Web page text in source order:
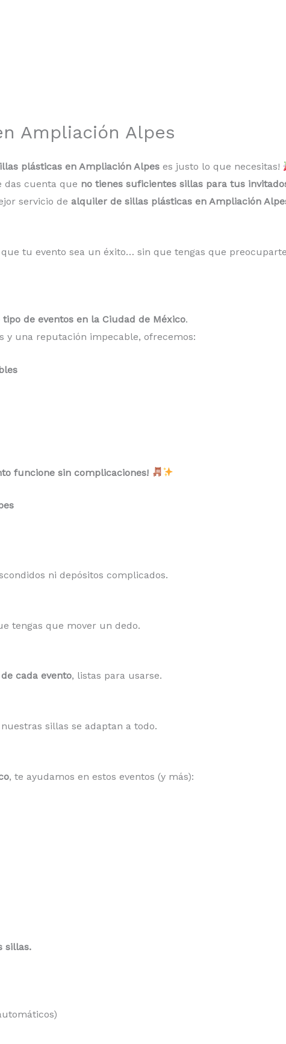
Ampliación Alpes
plásticas en Ampliación Alpes es justo lo que necesitas!
das cuenta que no tienes suficientes sillas para tus
servicio de alquiler de sillas plásticas en Ampliación
tu evento sea un éxito… sin que tengas que
de eventos en la Ciudad de México.
y una reputación impecable, ofrecemos:
funcione sin complicaciones!
ni depósitos complicados.
tengas que mover un dedo.
cada evento, listas para usarse.
nuestras sillas se adaptan a todo.
, te ayudamos en estos eventos (y más):
sillas.